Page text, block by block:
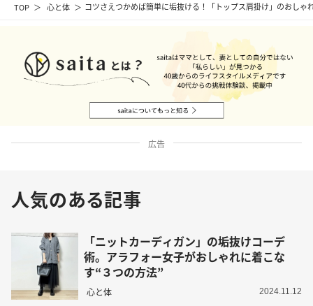
TOP 心と体 コツさえつかめば簡単に垢抜ける！「トップス肩掛け」のおしゃ
広告
人気のある記事
「ニットカーディガン」の垢抜けコーデ
術。アラフォー女子がおしゃれに着こな
す“３つの方法”
心と体 2024.11.12